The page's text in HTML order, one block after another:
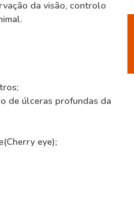
da visão, controlo
de úlceras profundas da
eye);